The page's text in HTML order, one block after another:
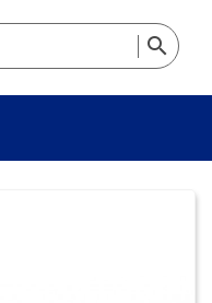
